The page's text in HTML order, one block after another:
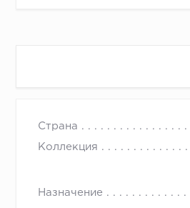
Страна
Коллекция
Назначение